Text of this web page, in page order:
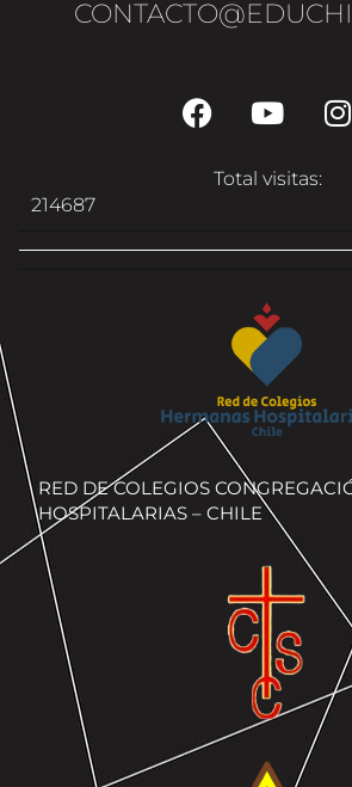
Total visitas:
214687
RED DE COLEGIOS
HOSPITALARIAS – CHILE